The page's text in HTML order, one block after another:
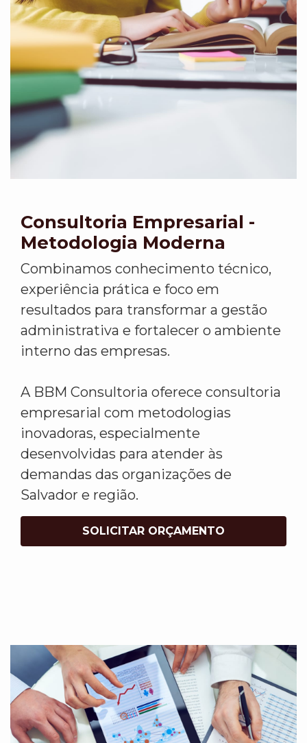
Consultoria Empresarial -
Metodologia Moderna
Combinamos conhecimento técnico,
experiência prática e foco em
resultados para transformar a gestão
administrativa e fortalecer o ambiente
interno das empresas.
A BBM Consultoria oferece consultoria
empresarial com metodologias
inovadoras, especialmente
desenvolvidas para atender às
demandas das organizações de
Salvador e região.
SOLICITAR ORÇAMENTO